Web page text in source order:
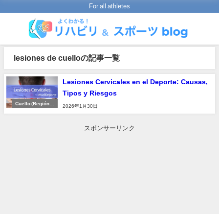
For all athletes
lesiones de cuelloの記事一覧
Cuello (Región C
Lesiones Cervicales en el Deporte: Causas,
Tipos y Riesgos
2026年1月30日
スポンサーリンク